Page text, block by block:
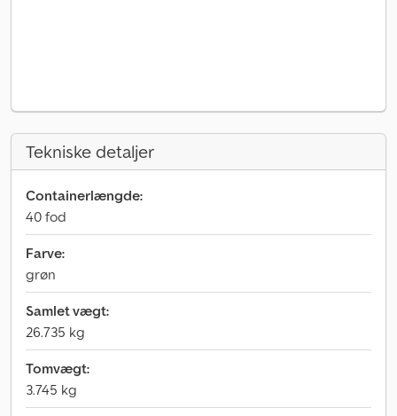
Tekniske detaljer
Containerlængde:
40 fod
Farve:
grøn
Samlet vægt:
26.735 kg
Tomvægt:
3.745 kg